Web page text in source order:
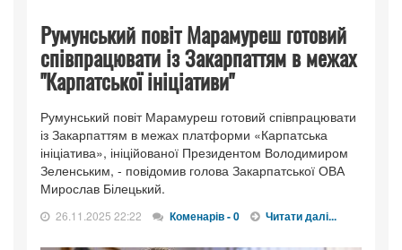
Румунський повіт Марамуреш готовий
співпрацювати із Закарпаттям в межах
"Карпатської ініціативи"
Румунський повіт Марамуреш готовий співпрацювати
із Закарпаттям в межах платформи «Карпатська
ініціатива», ініційованої Президентом Володимиром
Зеленським, - повідомив голова Закарпатської ОВА
Мирослав Білецький.
26.11.2025 22:22 Коменарів - 0 Читати далі...